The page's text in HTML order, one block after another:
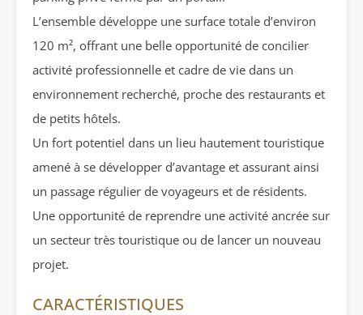
L’ensemble développe une surface totale d’environ
120 m², offrant une belle opportunité de concilier
activité professionnelle et cadre de vie dans un
environnement recherché, proche des restaurants et
de petits hôtels.
Un fort potentiel dans un lieu hautement touristique
amené à se développer d’avantage et assurant ainsi
un passage régulier de voyageurs et de résidents.
Une opportunité de reprendre une activité ancrée sur
un secteur très touristique ou de lancer un nouveau
projet.
CARACTÉRISTIQUES